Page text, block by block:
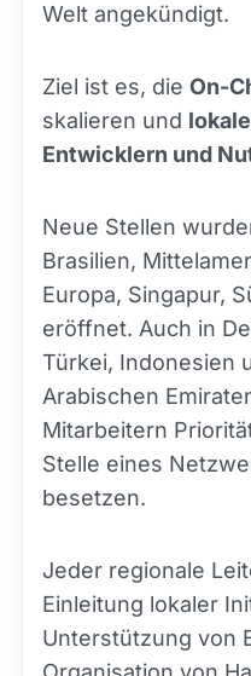
Welt angekündigt.
Ziel ist es, die On-
skalieren und
Entwicklern und
Neue Stellen
Brasilien,
Europa, Singapur,
eröffnet. Auch in
Türkei, Indonesien
Arabischen
Mitarbeitern
Stelle eines
besetzen.
Jeder regionale
Einleitung lokaler
Unterstützung von